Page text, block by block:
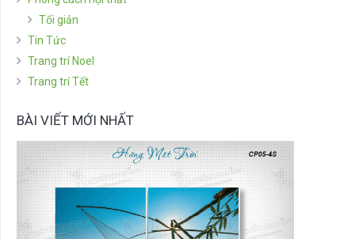
Tối giản
Tin Tức
Trang trí Noel
Trang trí Tết
BÀI VIẾT MỚI NHẤT